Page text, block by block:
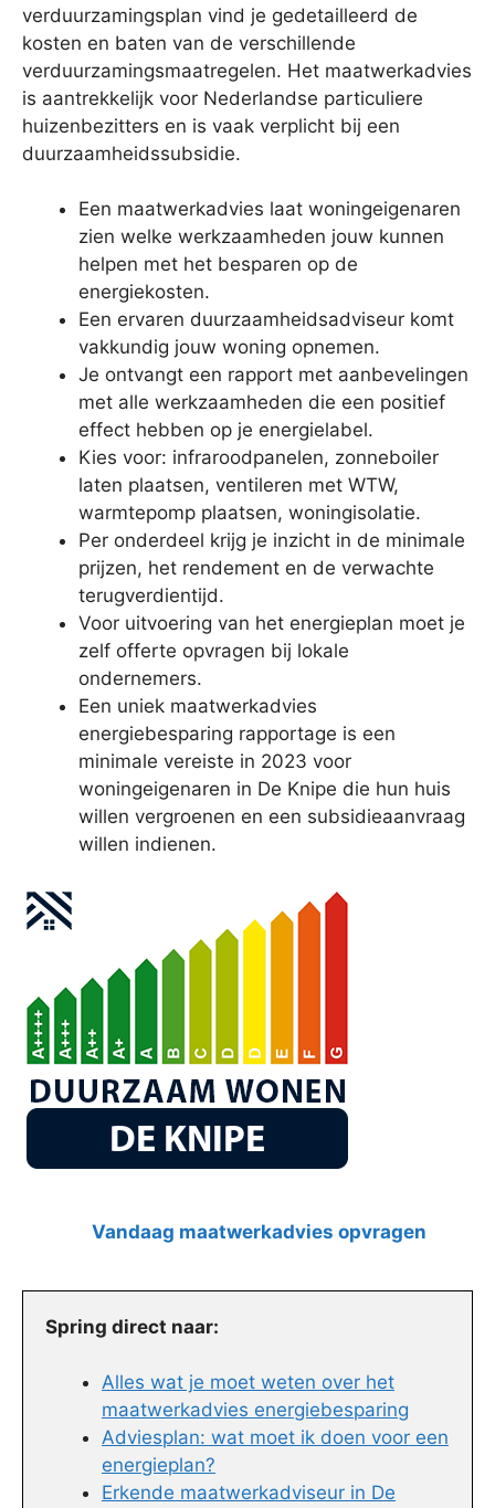
verduurzamingsplan vind je gedetailleerd de
kosten en baten van de verschillende
verduurzamingsmaatregelen. Het maatwerkadvies
is aantrekkelijk voor Nederlandse particuliere
huizenbezitters en is vaak verplicht bij een
duurzaamheidssubsidie.
Een maatwerkadvies laat woningeigenaren
zien welke werkzaamheden jouw kunnen
helpen met het besparen op de
energiekosten.
Een ervaren duurzaamheidsadviseur komt
vakkundig jouw woning opnemen.
Je ontvangt een rapport met aanbevelingen
met alle werkzaamheden die een positief
effect hebben op je energielabel.
Kies voor: infraroodpanelen, zonneboiler
laten plaatsen, ventileren met WTW,
warmtepomp plaatsen, woningisolatie.
Per onderdeel krijg je inzicht in de minimale
prijzen, het rendement en de verwachte
terugverdientijd.
Voor uitvoering van het energieplan moet je
zelf offerte opvragen bij lokale
ondernemers.
Een uniek maatwerkadvies
energiebesparing rapportage is een
minimale vereiste in 2023 voor
woningeigenaren in De Knipe die hun huis
willen vergroenen en een subsidieaanvraag
willen indienen.
Vandaag maatwerkadvies opvragen
Spring direct naar:
Alles wat je moet weten over het
maatwerkadvies energiebesparing
Adviesplan: wat moet ik doen voor een
energieplan?
Erkende maatwerkadviseur in De